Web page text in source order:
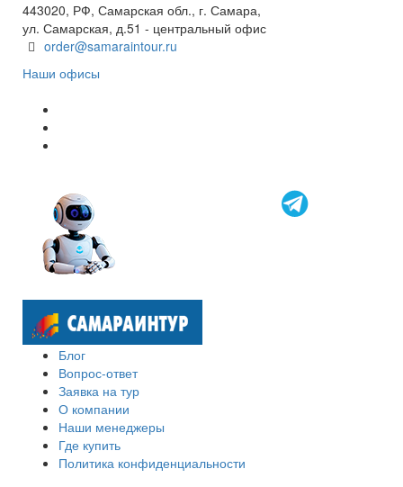
443020, РФ, Самарская обл., г. Самара,
ул. Самарская, д.51 - центральный офис
order@samaraintour.ru
Наши офисы
Блог
Вопрос-ответ
Заявка на тур
О компании
Наши менеджеры
Где купить
Политика конфиденциальности